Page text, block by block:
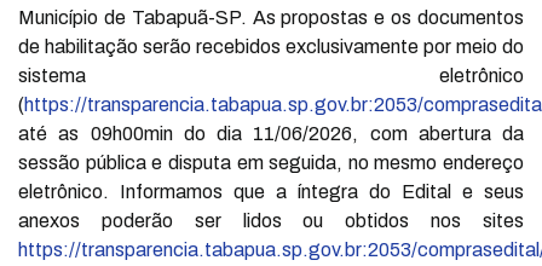
Município de Tabapuã-SP. As propostas e os documentos
de habilitação serão recebidos exclusivamente por meio do
sistema eletrônico
(https://transparencia.tabapua.sp.gov.br:2053/
até as 09h00min do dia 11/06/2026, com abertura da
sessão pública e disputa em seguida, no mesmo endereço
eletrônico. Informamos que a íntegra do Edital e seus
anexos poderão ser lidos ou obtidos nos sites
https://transparencia.tabapua.sp.gov.br:2053/